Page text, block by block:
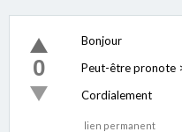
0
Bonjour
Peut-être pronote
Cordialement
lien permanent